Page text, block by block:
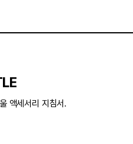
액세서리 지침서.